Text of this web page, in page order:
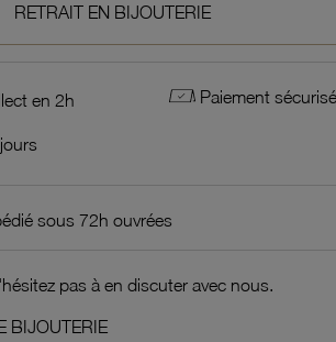
RETRAIT EN BIJOUTERIE
en 2h Paiement sécurisé
sous 72h ouvrées
pas à en discuter avec nous.
BIJOUTERIE